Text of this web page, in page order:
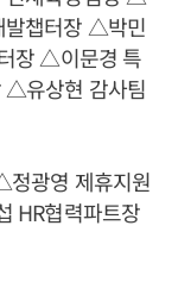
발챕터장 △박민
장 △이문경 특
△유상현 감사팀
광영 제휴지원
HR협력파트장